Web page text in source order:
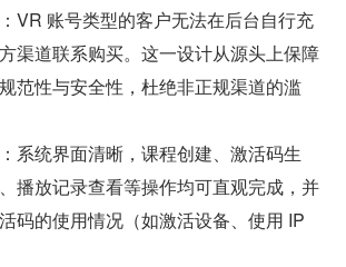
：VR 账号类型的客户无法在后台自行充
渠道联系购买。这一设计从源头上保障
范性与安全性，杜绝非正规渠道的滥
：系统界面清晰，课程创建、激活码生
播放记录查看等操作均可直观完成，并
码的使用情况（如激活设备、使用 IP